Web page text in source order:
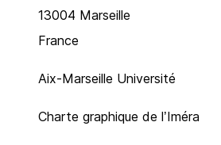
13004 Marseille
France
Aix-Marseille Université
Charte graphique de l’Iméra